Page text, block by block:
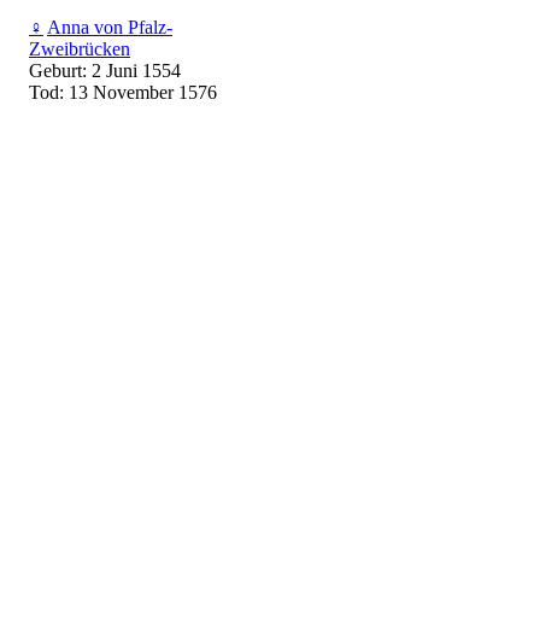
♀ Anna von Pfalz-
Zweibrücken
Geburt: 2 Juni 1554
Tod: 13 November 1576